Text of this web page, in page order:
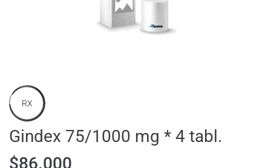
RX
Gindex 75/1000 mg * 4 tabl.
$86.000